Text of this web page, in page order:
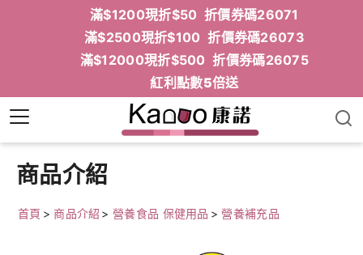
滿$1200現折$50 折價券碼26071
滿$2500現折$100 折價券碼26073
滿$12000現折$500 折價券碼26075
紅利點數5倍送
商品介紹
首頁 >商品介紹 > 營養食品 保健用品 > 營養補充品